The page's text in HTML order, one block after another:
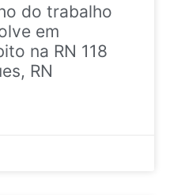
do trabalho
em
na RN 118
RN